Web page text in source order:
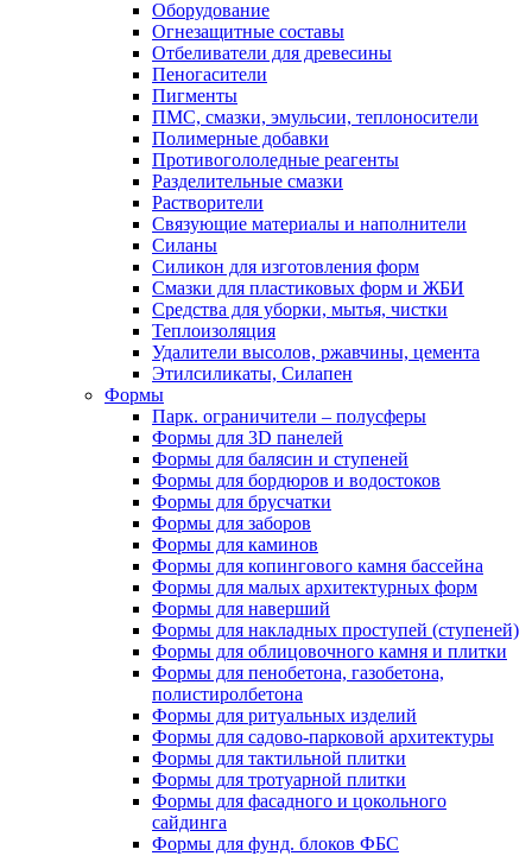
Оборудование
Огнезащитные составы
Отбеливатели для древесины
Пеногасители
Пигменты
ПМС, смазки, эмульсии, теплоносители
Полимерные добавки
Противогололедные реагенты
Разделительные смазки
Растворители
Связующие материалы и наполнители
Силаны
Силикон для изготовления форм
Смазки для пластиковых форм и ЖБИ
Средства для уборки, мытья, чистки
Теплоизоляция
Удалители высолов, ржавчины, цемента
Этилсиликаты, Силапен
Формы
Парк. ограничители – полусферы
Формы для 3D панелей
Формы для балясин и ступеней
Формы для бордюров и водостоков
Формы для брусчатки
Формы для заборов
Формы для каминов
Формы для копингового камня бассейна
Формы для малых архитектурных форм
Формы для наверший
Формы для накладных проступей (ступеней)
Формы для облицовочного камня и плитки
Формы для пенобетона, газобетона,
полистиролбетона
Формы для ритуальных изделий
Формы для садово-парковой архитектуры
Формы для тактильной плитки
Формы для тротуарной плитки
Формы для фасадного и цокольного
сайдинга
Формы для фунд. блоков ФБС